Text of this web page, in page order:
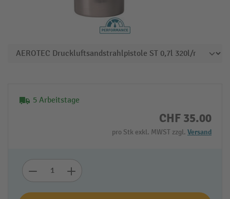
5 Arbeitstage
CHF 35.00
pro Stk exkl. MWST zzgl. Versand